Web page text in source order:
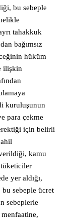
bu sebeple
tahakkuk
bağımsız
hüküm
ilişkin
kuruluşunun
para çekme
için belirli
kamu
yer aldığı,
sebeple ücret
sebeplerle